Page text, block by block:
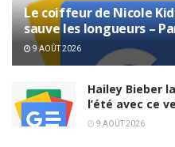
Le coiffeur de Nicole
sauve les longueurs –
9 AOÛT 2026
Hailey Bieber
l’été avec ce
9 AOÛT 2026